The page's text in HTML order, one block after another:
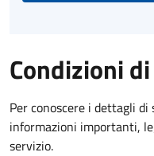
Condizioni
Per conoscere i dettagli
informazioni importanti,
servizio.